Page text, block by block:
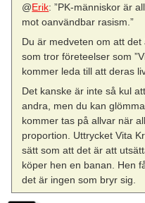
@Erik: ”PK-människor är
mot oanvändbar rasism.”
Du är medveten om att
som tror företeelser som
kommer leda till att deras
Det kanske är inte så kul
andra, men du kan
kommer tas på allvar när
proportion. Uttrycket Vita
sätt som att det är att
köper hen en banan. Hen
det är ingen som bryr sig.